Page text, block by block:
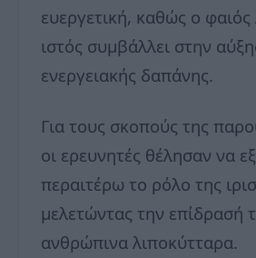
ευεργετική, καθώς ο
ιστός συμβάλλει στην
ενεργειακής δαπάνης.
Για τους σκοπούς της
οι ερευνητές θέλησαν να
περαιτέρω το ρόλο της
μελετώντας την επίδρασή
ανθρώπινα λιποκύτταρα.